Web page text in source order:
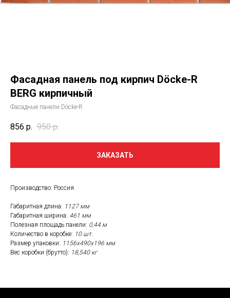
Фасадная панель под кирпич Döcke-R
BERG кирпичный
Фасадные панели Döcke-R
856 р. 950 р.
ЗАКАЗАТЬ
Производство: Россия
Габаритная длина: 1127 мм
Габаритная ширина: 461 мм
Полезная площадь панели: 0,44 м
Количество в коробке: 10 шт.
Размер упаковки: 1156х490х196 мм
Вес коробки (брутто): 18,540 кг